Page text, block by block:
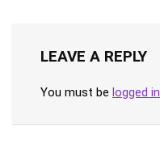
LEAVE A REPLY
You must be logged in